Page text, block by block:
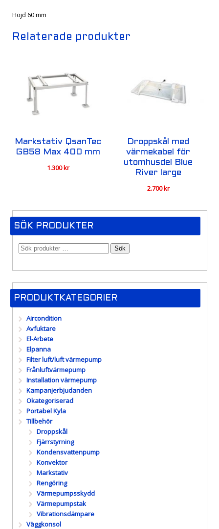
Höjd 60 mm
Relaterade produkter
Markstativ QsanTec
GB58 Max 400 mm
1.300kr
Droppskål med
värmekabel för
utomhusdel Blue
River large
2.700kr
SÖK PRODUKTER
Sök
PRODUKTKATEGORIER
Aircondition
Avfuktare
El-Arbete
Elpanna
Filter luft/luft värmepump
Frånluftvärmepump
Installation värmepump
Kampanjerbjudanden
Okategoriserad
Portabel Kyla
Tillbehör
Droppskål
Fjärrstyrning
Kondensvattenpump
Konvektor
Markstativ
Rengöring
Värmepumpsskydd
Värmepumpstak
Vibrationsdämpare
Väggkonsol